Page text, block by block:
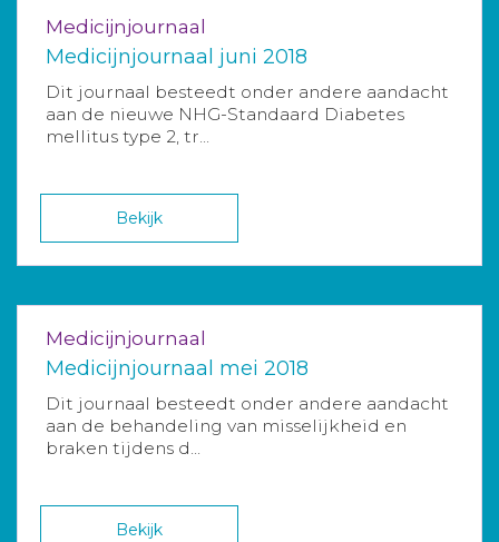
Medicijnjournaal
Medicijnjournaal juni 2018
Dit journaal besteedt onder andere aandacht
aan de nieuwe NHG-Standaard Diabetes
mellitus type 2, tr...
Bekijk
Medicijnjournaal
Medicijnjournaal mei 2018
Dit journaal besteedt onder andere aandacht
aan de behandeling van misselijkheid en
braken tijdens d...
Bekijk